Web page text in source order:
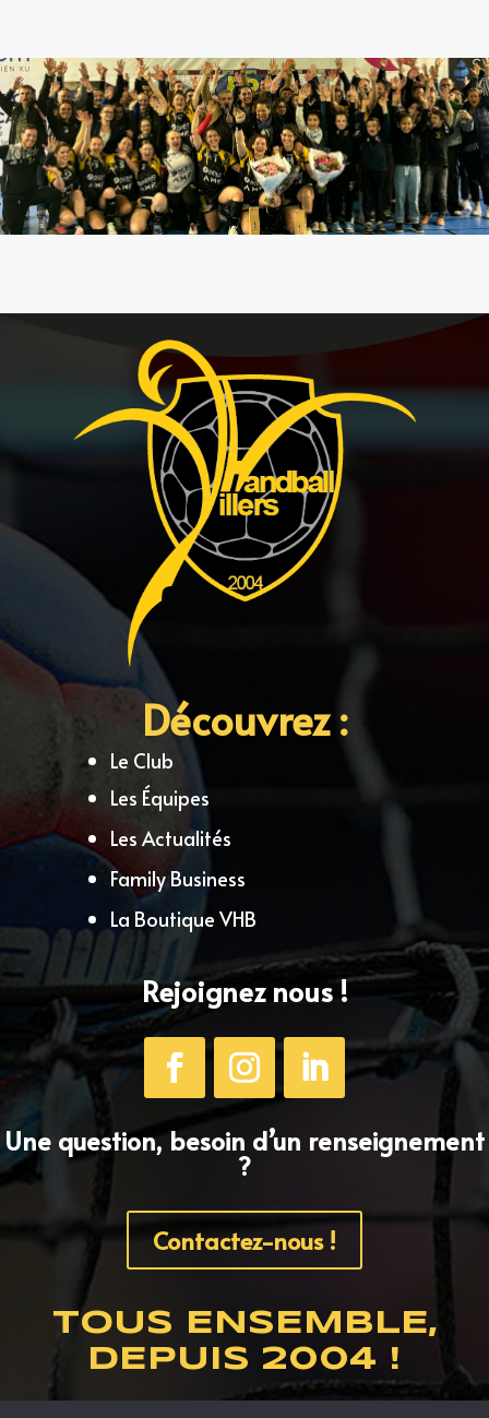
Découvrez :
Le Club
Les Équipes
Les Actualités
Family Business
La Boutique VHB
Rejoignez nous !
Une question, besoin d’un renseignement
?
Contactez-nous !
TOUS ENSEMBLE,
DEPUIS 2004 !